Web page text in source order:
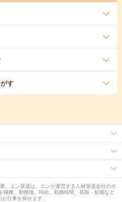
す
。エン派遣は、エンが運営する人材派遣会社のポ
職種、勤務地、時給、勤務時間、長期・短期など
仕事を探せます。